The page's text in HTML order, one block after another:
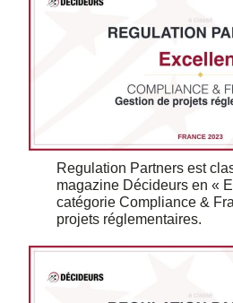
Regulation Partners est
magazine Décideurs en «
catégorie Compliance &
projets réglementaires.